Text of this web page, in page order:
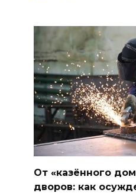
От «казённого
дворов: как